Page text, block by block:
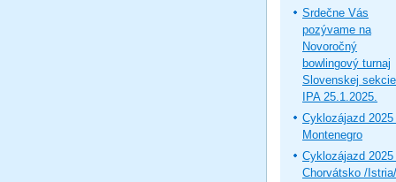
Srdečne Vás
pozývame na
Novoročný
bowlingový turnaj
Slovenskej sekcie
IPA 25.1.2025.
Cyklozájazd 2025
Montenegro
Cyklozájazd 2025
Chorvátsko /Istria/